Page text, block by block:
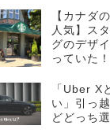
【カナダ
人気】ス
グのデザ
っていた！
「Uber X
い」引っ
どどっち